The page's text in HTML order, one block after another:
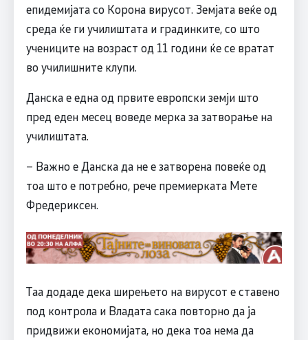
епидемијата со Корона вирусот. Земјата веќе од
среда ќе ги училиштата и градинките, со што
учениците на возраст од 11 години ќе се вратат
во училишните клупи.
Данска е една од првите европски земји што
пред еден месец воведе мерка за затворање на
училиштата.
– Важно е Данска да не е затворена повеќе од
тоа што е потребно, рече премиерката Мете
Фредериксен.
Таа додаде дека ширењето на вирусот е ставено
под контрола и Владата сака повторно да ја
придвижи економијата, но дека тоа нема да